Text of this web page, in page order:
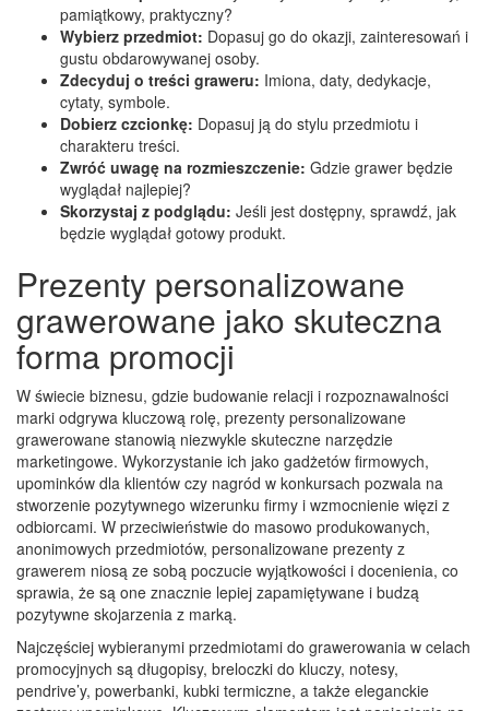
pamiątkowy, praktyczny?
Wybierz przedmiot: Dopasuj go do okazji, zainteresowań i
gustu obdarowywanej osoby.
Zdecyduj o treści graweru: Imiona, daty, dedykacje,
cytaty, symbole.
Dobierz czcionkę: Dopasuj ją do stylu przedmiotu i
charakteru treści.
Zwróć uwagę na rozmieszczenie: Gdzie grawer będzie
wyglądał najlepiej?
Skorzystaj z podglądu: Jeśli jest dostępny, sprawdź, jak
będzie wyglądał gotowy produkt.
Prezenty personalizowane
grawerowane jako skuteczna
forma promocji
W świecie biznesu, gdzie budowanie relacji i rozpoznawalności
marki odgrywa kluczową rolę, prezenty personalizowane
grawerowane stanowią niezwykle skuteczne narzędzie
marketingowe. Wykorzystanie ich jako gadżetów firmowych,
upominków dla klientów czy nagród w konkursach pozwala na
stworzenie pozytywnego wizerunku firmy i wzmocnienie więzi z
odbiorcami. W przeciwieństwie do masowo produkowanych,
anonimowych przedmiotów, personalizowane prezenty z
grawerem niosą ze sobą poczucie wyjątkowości i docenienia, co
sprawia, że są one znacznie lepiej zapamiętywane i budzą
pozytywne skojarzenia z marką.
Najczęściej wybieranymi przedmiotami do grawerowania w celach
promocyjnych są długopisy, breloczki do kluczy, notesy,
pendrive’y, powerbanki, kubki termiczne, a także eleganckie